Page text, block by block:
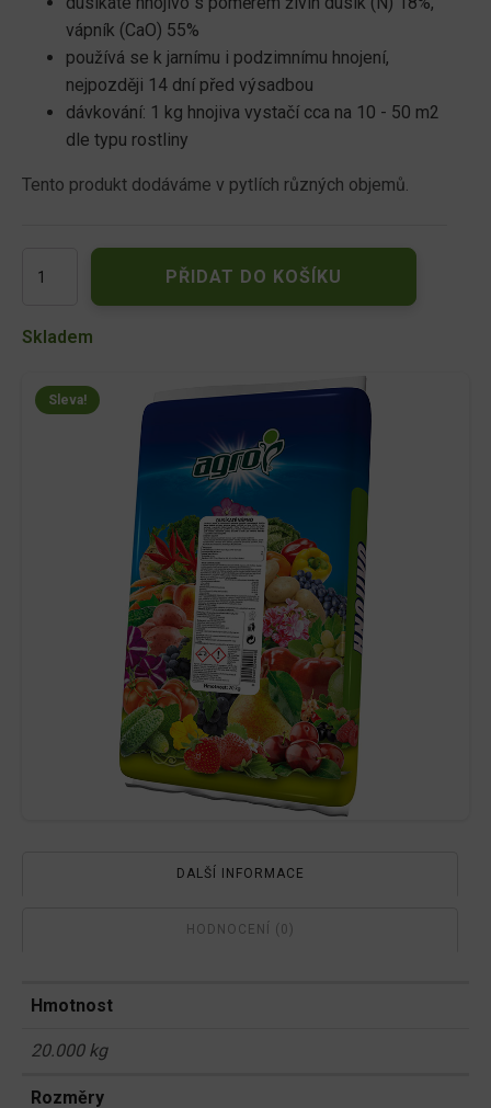
vápník (CaO) 55%
používá se k jarnímu i podzimnímu hnojení,
nejpozději 14 dní před výsadbou
dávkování: 1 kg hnojiva vystačí cca na 10 - 50 m2
dle typu rostliny
Tento produkt dodáváme v pytlích různých objemů.
Dusíkaté
20
PŘIDAT DO KOŠÍKU
Skladem
Sleva!
DALŠÍ INFORMACE
HODNOCENÍ (0)
Hmotnost
20.000 kg
Rozměry